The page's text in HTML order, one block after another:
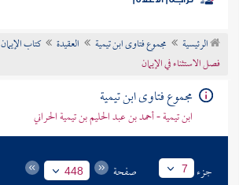
موضوعي
تراجم الأعلام
الرئيسية مجموع فتاوى ابن تيمية العقيدة كتاب الإيمان
فصل الاستثناء في الإيمان
مجموع فتاوى ابن تيمية
ابن تيمية - أحمد بن عبد الحليم بن تيمية الحراني
جزء 7 صفحة 448